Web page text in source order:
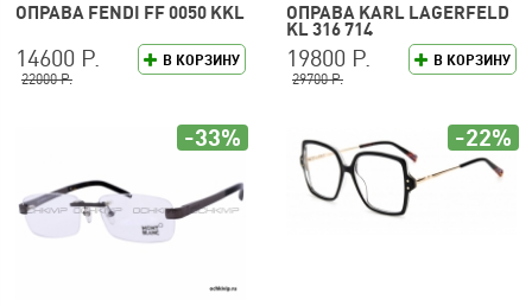
ОПРАВА FENDI FF 0050 KKL
В КОРЗИНУ
14600 Р.
22000 Р.
ОПРАВА KARL LAGERFELD
KL 316 714
В КОРЗИНУ
19800 Р.
29700 Р.
-33% -22%